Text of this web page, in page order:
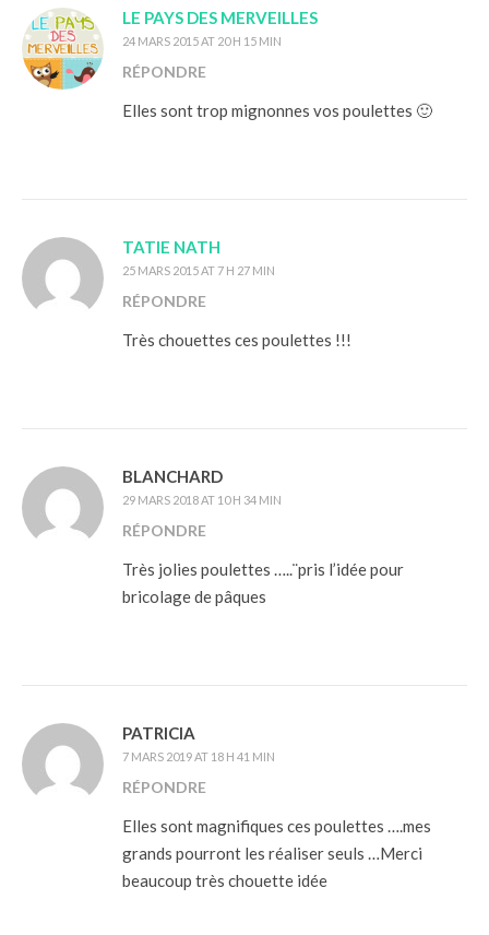
LE PAYS DES MERVEILLES
24 MARS 2015 AT 20 H 15 MIN
RÉPONDRE
Elles sont trop mignonnes vos poulettes 🙂
TATIE NATH
25 MARS 2015 AT 7 H 27 MIN
RÉPONDRE
Très chouettes ces poulettes !!!
BLANCHARD
29 MARS 2018 AT 10 H 34 MIN
RÉPONDRE
Très jolies poulettes …..¨pris l’idée pour
bricolage de pâques
PATRICIA
7 MARS 2019 AT 18 H 41 MIN
RÉPONDRE
Elles sont magnifiques ces poulettes ….mes
grands pourront les réaliser seuls …Merci
beaucoup très chouette idée